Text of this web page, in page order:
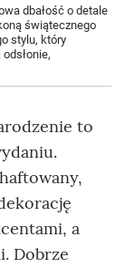
dbałość o detale
świątecznego
stylu, który
to
a
Dobrze